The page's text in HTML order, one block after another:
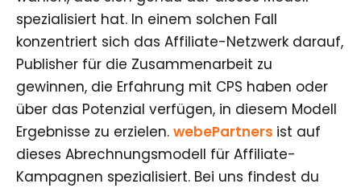
spezialisiert hat. In einem solchen Fall
konzentriert sich das Affiliate-Netzwerk darauf,
Publisher für die Zusammenarbeit zu
gewinnen, die Erfahrung mit CPS haben oder
über das Potenzial verfügen, in diesem Modell
Ergebnisse zu erzielen. webePartners ist auf
dieses Abrechnungsmodell für Affiliate-
Kampagnen spezialisiert. Bei uns findest du